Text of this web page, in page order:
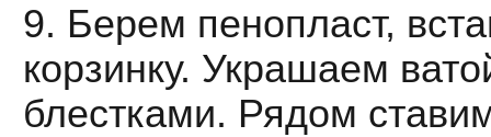
9. Берем пенопласт,
корзинку. Украшаем
блестками. Рядом